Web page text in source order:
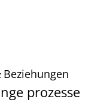
Beziehungen
prozesse